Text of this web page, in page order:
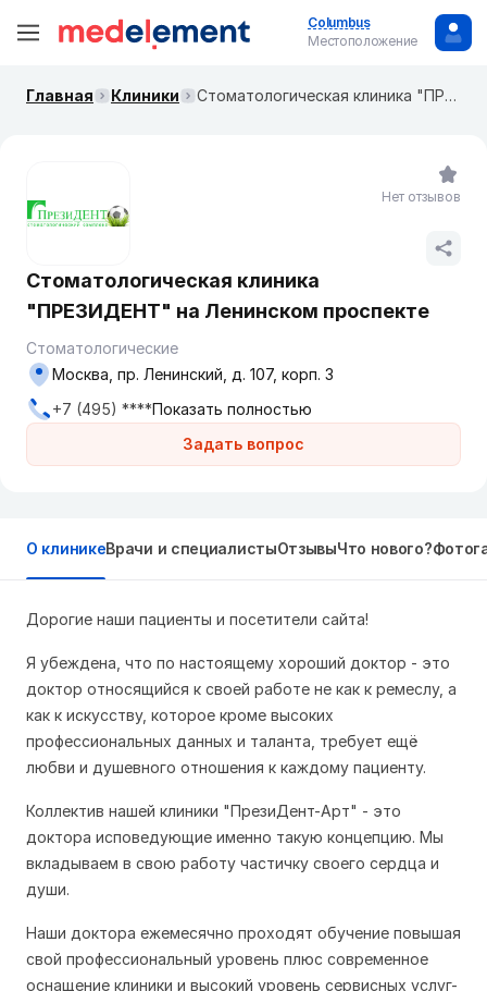
Columbus
Местоположение
Главная Клиники Стоматологическая клиника "ПРЕЗИДЕНТ" на Ленинском проспекте
Стоматологическая клиника
"ПРЕЗИДЕНТ" на Ленинском проспекте
Стоматологические
Задать вопрос
Москва, пр. Ленинский, д. 107, корп. 3
+7 (495) ****Показать полностью
Нет отзывов
О клиникеВрачи и специалистыОтзывыЧто нового?
Дорогие наши пациенты и посетители сайта!
Я убеждена, что по настоящему хороший доктор - это
доктор относящийся к своей работе не как к ремеслу, а
как к искусству, которое кроме высоких
профессиональных данных и таланта, требует ещё
любви и душевного отношения к каждому пациенту.
Коллектив нашей клиники "ПрезиДент-Арт" - это
доктора исповедующие именно такую концепцию. Мы
вкладываем в свою работу частичку своего сердца и
души.
Наши доктора ежемесячно проходят обучение повышая
свой профессиональный уровень плюс современное
оснащение клиники и высокий уровень сервисных услуг-